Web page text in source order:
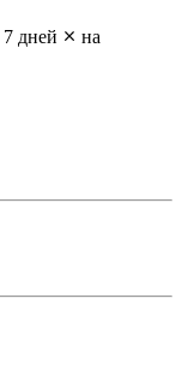
7 дней
на